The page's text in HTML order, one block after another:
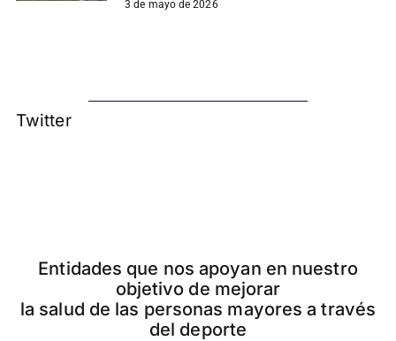
3 de mayo de 2026
Twitter
Entidades que nos apoyan en nuestro
objetivo de mejorar
la salud de las personas mayores a través
del deporte